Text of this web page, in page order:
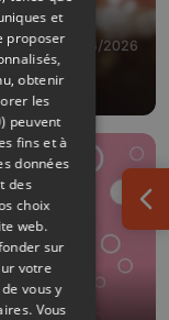
27/06/2026
et
proposer
obtenir
les
peuvent
fins et à
données
des
choix
web.
sur
votre
vous y
. Vous